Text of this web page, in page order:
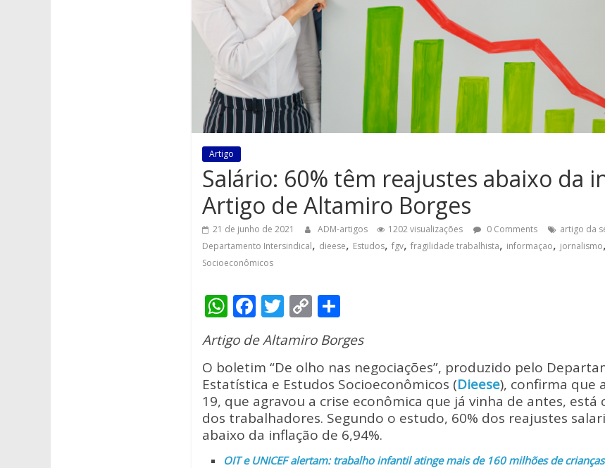
Artigo
Salário: 60% têm reajustes abaixo da
Artigo de Altamiro Borges
21 de junho de 2021 ADM-artigos 1202 visualizações 0 Comments artigo da
Departamento Intersindical, dieese, Estudos, fgv, fragilidade trabalhista, informaçao, jornalismo,
Socioeconômicos
W
at
s
A
p
p
F
ac
e
b
o
o
k
T
itt
er
C
o
p
y
Li
n
k
ar
e
Artigo de Altamiro Borges
O boletim “De olho nas negociações”, produzido pelo
Estatística e Estudos Socioeconômicos (Dieese), confirma que
19, que agravou a crise econômica que já vinha de antes,
dos trabalhadores. Segundo o estudo, 60% dos reajustes
abaixo da inflação de 6,94%.
OIT e UNICEF alertam: trabalho infantil atinge mais de 160 milhões de